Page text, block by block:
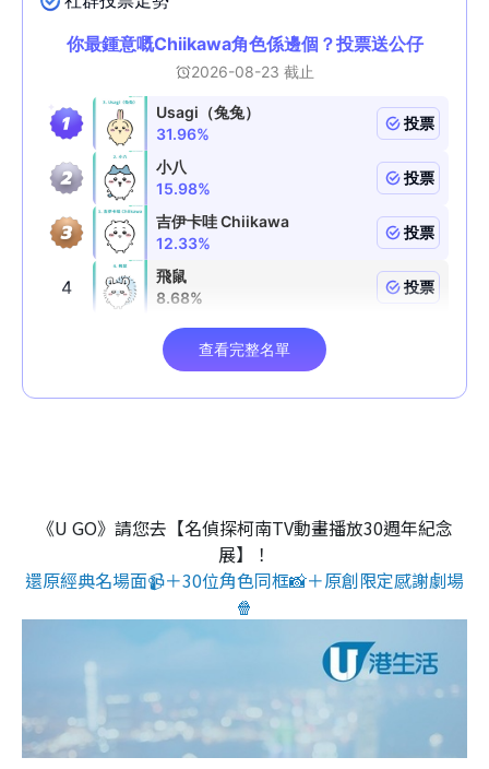
《U GO》請您去【名偵探柯南TV動畫播放30週年紀念
展】！
還原經典名場面📹＋30位角色同框📸＋原創限定感謝劇場
🍿